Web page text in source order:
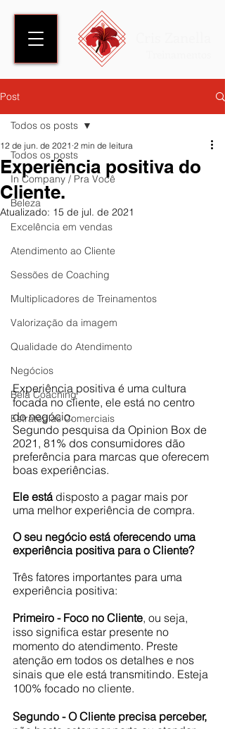
Post
Todos os posts
In Company / Pra Você
Beleza
Excelência em vendas
Atendimento ao Cliente
Sessões de Coaching
Multiplicadores de Treinamentos
Valorização da imagem
Qualidade do Atendimento
Negócios
Bela Coaching
Estratégias Comerciais
Todos os posts
Experiência positiva do
Cliente.
12 de jun. de 2021 2 min de leitura
Atualizado: 15 de jul. de 2021
Experiência positiva é uma cultura
focada no cliente, ele está no centro
do negócio.
Segundo pesquisa da Opinion Box de
2021, 81% dos consumidores dão
preferência para marcas que oferecem
boas experiências.
Ele está disposto a pagar mais por
uma melhor experiência de compra.
O seu negócio está oferecendo uma
experiência positiva para o Cliente?
Três fatores importantes para uma
experiência positiva:
Primeiro - Foco no Cliente, ou seja,
isso significa estar presente no
momento do atendimento. Preste
atenção em todos os detalhes e nos
sinais que ele está transmitindo. Esteja
100% focado no cliente.
Segundo - O Cliente precisa perceber,